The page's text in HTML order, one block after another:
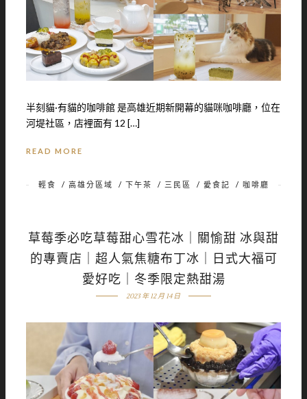
半刻貓·有貓的咖啡館 是高雄近期新開幕的貓咪咖啡廳，位在
河堤社區，店裡面有 12 […]
READ MORE
輕食 / 高雄分區域 / 下午茶 / 三民區 / 愛食記 / 咖啡廳
草莓季必吃草莓甜心雪花冰｜關愉甜 冰與甜
的專賣店｜超人氣焦糖布丁冰｜日式大福可
愛好吃｜冬季限定熱甜湯
2023 年 12 月 14 日